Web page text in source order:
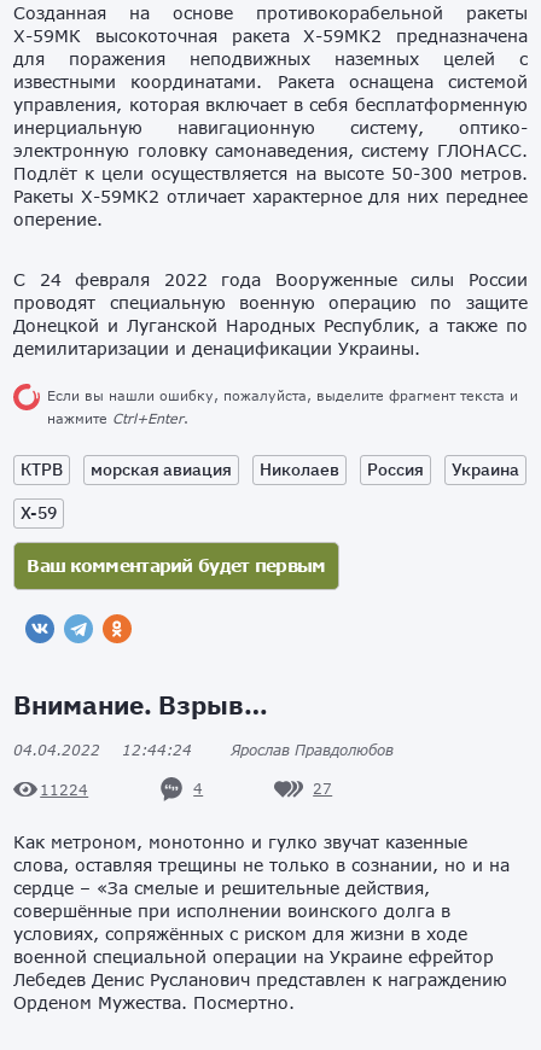
Созданная на основе противокорабельной ракеты
Х-59МК высокоточная ракета Х-59МК2 предназначена
для поражения неподвижных наземных целей с
известными координатами. Ракета оснащена системой
управления, которая включает в себя бесплатформенную
инерциальную навигационную систему, оптико-
электронную головку самонаведения, систему ГЛОНАСС.
Подлёт к цели осуществляется на высоте 50-300 метров.
Ракеты Х-59МК2 отличает характерное для них переднее
оперение.
С 24 февраля 2022 года Вооруженные силы России
проводят специальную военную операцию по защите
Донецкой и Луганской Народных Республик, а также по
демилитаризации и денацификации Украины.
Если вы нашли ошибку, пожалуйста, выделите фрагмент текста и
нажмите Ctrl+Enter.
КТРВ морская авиация Николаев Россия
Украина
Х-59
Внимание. Взрыв…
04.04.2022 12:44:24 Ярослав Правдолюбов
11224 4 27
Как метроном, монотонно и гулко звучат казенные
слова, оставляя трещины не только в сознании, но и на
сердце – «За смелые и решительные действия,
совершённые при исполнении воинского долга в
условиях, сопряжённых с риском для жизни в ходе
военной специальной операции на Украине ефрейтор
Лебедев Денис Русланович представлен к награждению
Орденом Мужества. Посмертно.